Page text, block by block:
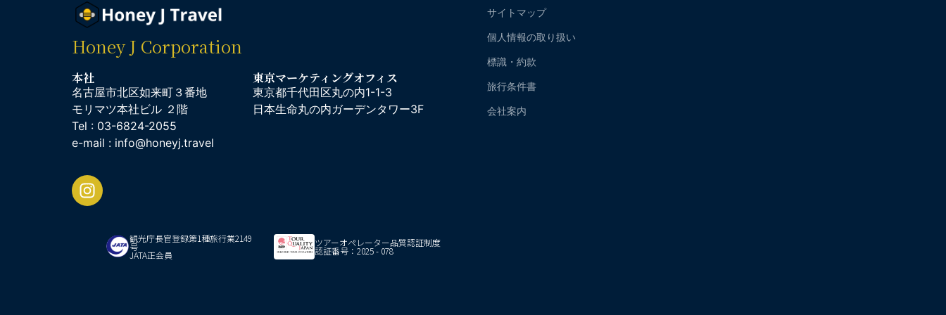
Honey J Corporation
本社
名古屋市北区如来町３番地
モリマツ本社ビル ２階
Tel : 03-6824-2055
e-mail : info@honeyj.travel
東京マーケティングオフィス
東京都千代田区丸の内1-1-3
日本生命丸の内ガーデンタワー3F
観光庁長官登録第1種旅行業2149
号
JATA正会員
ツアーオペレーター品質認証制度
認証番号：2025 - 078
サイトマップ
個人情報の取り扱い
標識・約款
旅行条件書
会社案内